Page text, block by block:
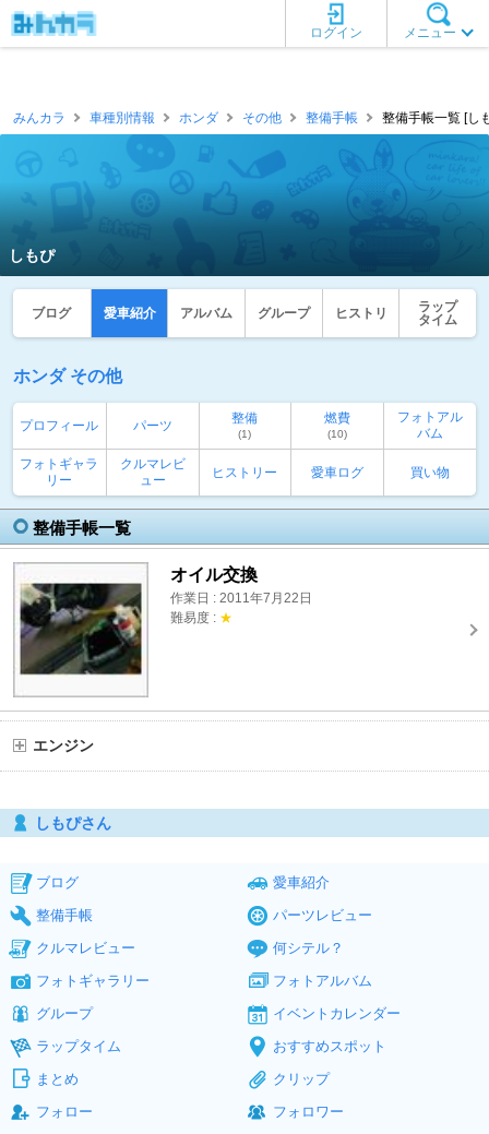
メニュー
ログイン
みんカラ 車種別情報 ホンダ その他 整備手帳 整備手帳一覧 [し
しもぴ
ブログ 愛車紹介 アルバム グループ ヒストリ
ラップ
タイム
ホンダ その他
プロフィール パーツ 整備
(1)
燃費
(10)
フォトアル
バム
フォトギャラ
リー
クルマレビ
ュー
ヒストリー 愛車ログ 買い物
整備手帳一覧
オイル交換
作業日 : 2011年7月22日
難易度 : ★
エンジン
しもぴさん
ブログ
愛車紹介
整備手帳
パーツレビュー
クルマレビュー
何シテル？
フォトギャラリー
フォトアルバム
グループ
イベントカレンダー
ラップタイム
おすすめスポット
まとめ
クリップ
フォロー
フォロワー